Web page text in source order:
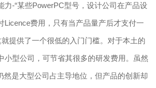
力-“某些PowerPC型号，设计公司在产品设
Licence费用，只有当产品量产后才支付一
就提供了一个很低的入门门槛。对于本土的
小型公司，可节省其很多的研发费用。虽然
然是大型公司占主导地位，但产品的创新却